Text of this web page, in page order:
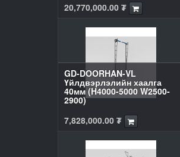
20,770,000.00₮
GD-DOORHAN-VL
Үйлдвэрлэлийн хаалга
40мм (H4000-5000 W2500-
2900)
7,828,000.00₮